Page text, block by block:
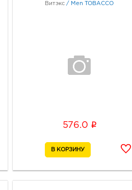
Витэкс / Men TOBACCO
576.0 i